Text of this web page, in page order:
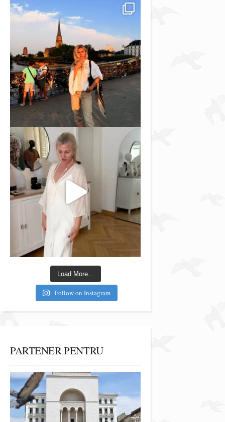
Load More...
Follow on Instagram
PARTENER PENTRU